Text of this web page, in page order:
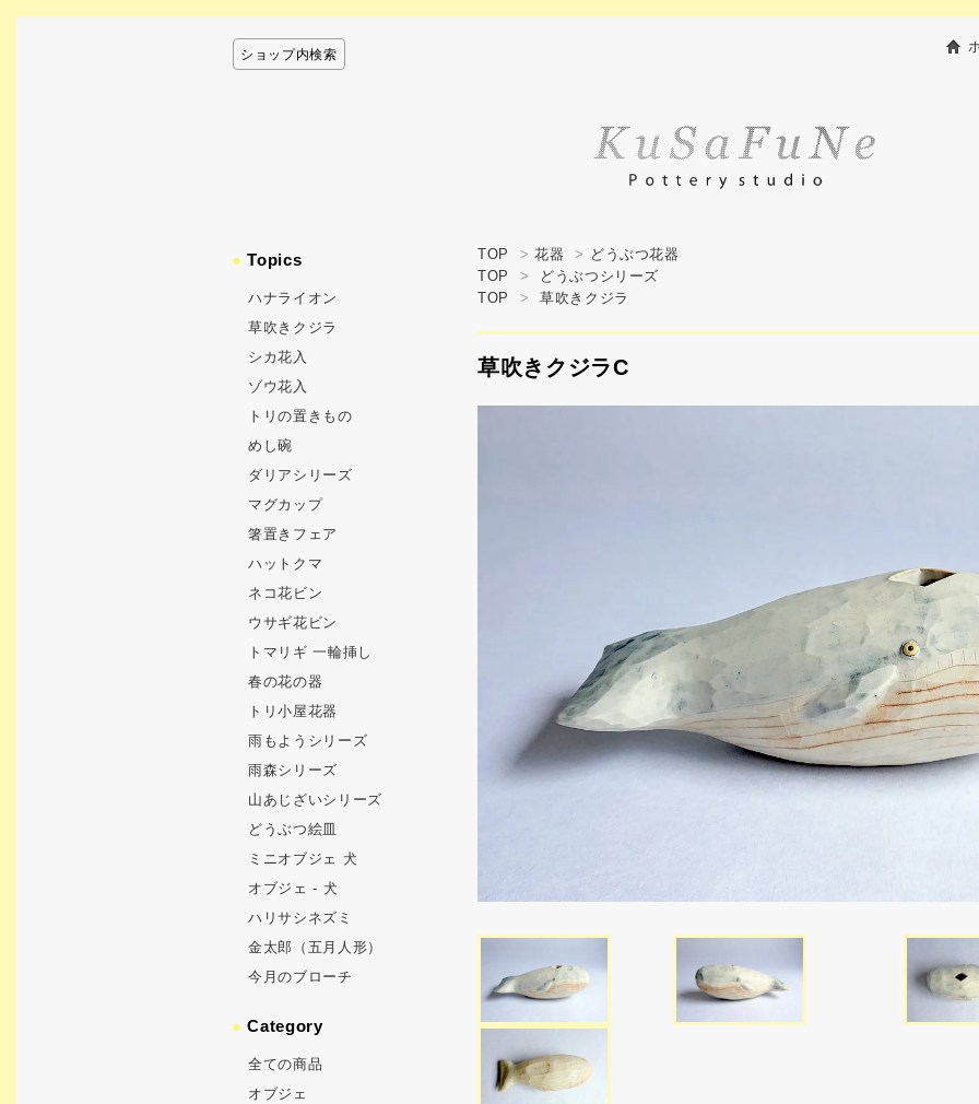
ショップ内検索
TOP > 花器 > どうぶつ花器
TOP
>
どうぶつシリーズ
TOP
> 草吹きクジラ
草吹きクジラC
●Topics
ハナライオン
草吹きクジラ
シカ花入
ゾウ花入
トリの置きもの
めし碗
ダリアシリーズ
マグカップ
箸置きフェア
ハットクマ
ネコ花ビン
ウサギ花ビン
トマリギ 一輪挿し
春の花の器
トリ小屋花器
雨もようシリーズ
雨森シリーズ
山あじざいシリーズ
どうぶつ絵皿
ミニオブジェ 犬
オブジェ - 犬
ハリサシネズミ
金太郎（五月人形）
今月のブローチ
●Category
全ての商品
オブジェ